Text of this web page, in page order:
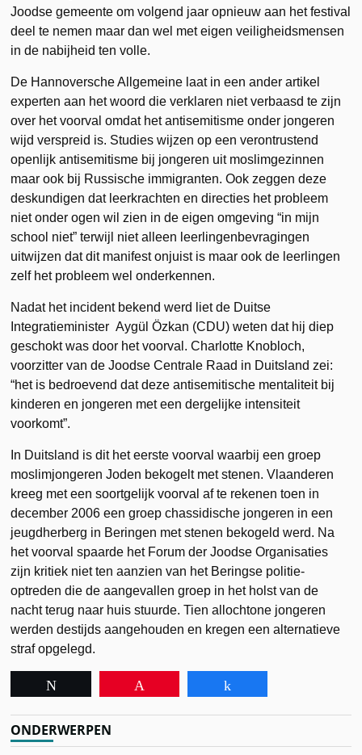
Joodse gemeente om volgend jaar opnieuw aan het festival
deel te nemen maar dan wel met eigen veiligheidsmensen
in de nabijheid ten volle.
De Hannoversche Allgemeine laat in een ander artikel
experten aan het woord die verklaren niet verbaasd te zijn
over het voorval omdat het antisemitisme onder jongeren
wijd verspreid is. Studies wijzen op een verontrustend
openlijk antisemitisme bij jongeren uit moslimgezinnen
maar ook bij Russische immigranten. Ook zeggen deze
deskundigen dat leerkrachten en directies het probleem
niet onder ogen wil zien in de eigen omgeving “in mijn
school niet” terwijl niet alleen leerlingenbevragingen
uitwijzen dat dit manifest onjuist is maar ook de leerlingen
zelf het probleem wel onderkennen.
Nadat het incident bekend werd liet de Duitse
Integratieminister Aygül Özkan (CDU) weten dat hij diep
geschokt was door het voorval. Charlotte Knobloch,
voorzitter van de Joodse Centrale Raad in Duitsland zei:
“het is bedroevend dat deze antisemitische mentaliteit bij
kinderen en jongeren met een dergelijke intensiteit
voorkomt”.
In Duitsland is dit het eerste voorval waarbij een groep
moslimjongeren Joden bekogelt met stenen. Vlaanderen
kreeg met een soortgelijk voorval af te rekenen toen in
december 2006 een groep chassidische jongeren in een
jeugdherberg in Beringen met stenen bekogeld werd. Na
het voorval spaarde het Forum der Joodse Organisaties
zijn kritiek niet ten aanzien van het Beringse politie-
optreden die de aangevallen groep in het holst van de
nacht terug naar huis stuurde. Tien allochtone jongeren
werden destijds aangehouden en kregen een alternatieve
straf opgelegd.
ONDERWERPEN